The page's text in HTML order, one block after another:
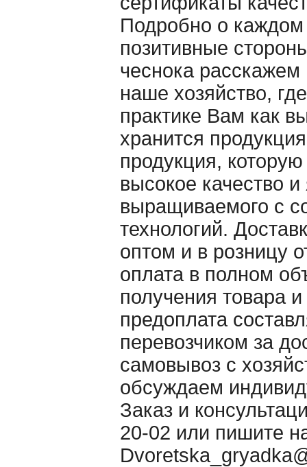
Подробно о каждом
позитивные
чеснока
наше хозяйство,
практике Вам как
хранится
продукция,
высокое качество
выращиваемого с
технологий.
оптом и в розницу
оплата в полном
получения товара
предоплата
перевозчиком за
самовывоз с
обсуждаем
Заказ и
20-02 или пишите